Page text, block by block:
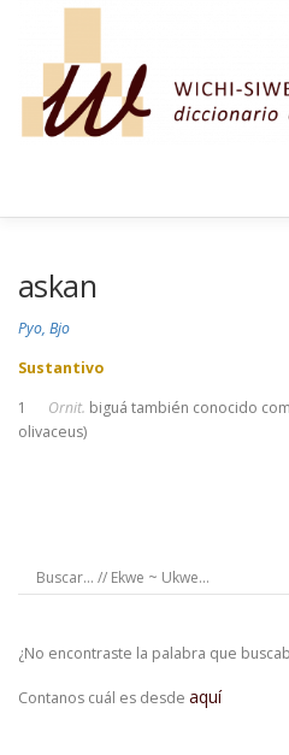
Saltar al contenido
askan
Pyo, Bjo
Sustantivo
1 Ornit. biguá también conocido
olivaceus)
¿No encontraste la palabra que
Contanos cuál es desde aquí